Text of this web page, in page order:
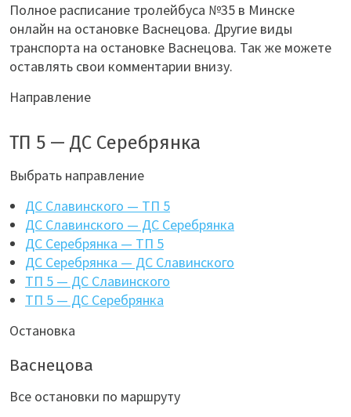
Полное расписание тролейбуса №35 в Минске
онлайн на остановке Васнецова. Другие виды
транспорта на остановке Васнецова. Так же можете
оставлять свои комментарии внизу.
Направление
ТП 5 — ДС Серебрянка
Выбрать направление
ДС Славинского — ТП 5
ДС Славинского — ДС Серебрянка
ДС Серебрянка — ТП 5
ДС Серебрянка — ДС Славинского
ТП 5 — ДС Славинского
ТП 5 — ДС Серебрянка
Остановка
Васнецова
Все остановки по маршруту